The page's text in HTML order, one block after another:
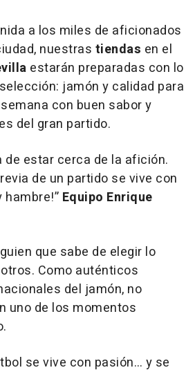
a los miles de aficionados
nuestras tiendas en el
estarán preparadas con lo
jamón y calidad para
con buen sabor y
del gran partido.
de estar cerca de la afición.
de un partido se vive con
Equipo Enrique
que sabe de elegir lo
Como auténticos
del jamón, no
uno de los momentos
se vive con pasión… y se